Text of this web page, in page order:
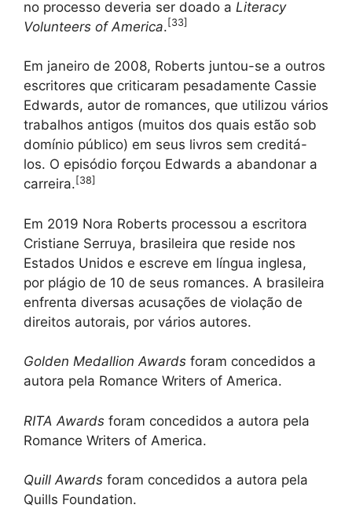
no processo deveria ser doado a Literacy
Volunteers of America. [33]
Em janeiro de 2008, Roberts juntou-se a outros
escritores que criticaram pesadamente Cassie
Edwards, autor de romances, que utilizou vários
trabalhos antigos (muitos dos quais estão sob
domínio público) em seus livros sem creditá-
los. O episódio forçou Edwards a abandonar a
carreira.[38]
Em 2019 Nora Roberts processou a escritora
Cristiane Serruya, brasileira que reside nos
Estados Unidos e escreve em língua inglesa,
por plágio de 10 de seus romances. A brasileira
enfrenta diversas acusações de violação de
direitos autorais, por vários autores.
Golden Medallion Awards foram concedidos a
autora pela Romance Writers of America.
RITA Awards foram concedidos a autora pela
Romance Writers of America.
Quill Awards foram concedidos a autora pela
Quills Foundation.